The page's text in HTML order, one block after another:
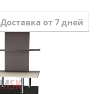
Доставка от 7 дней